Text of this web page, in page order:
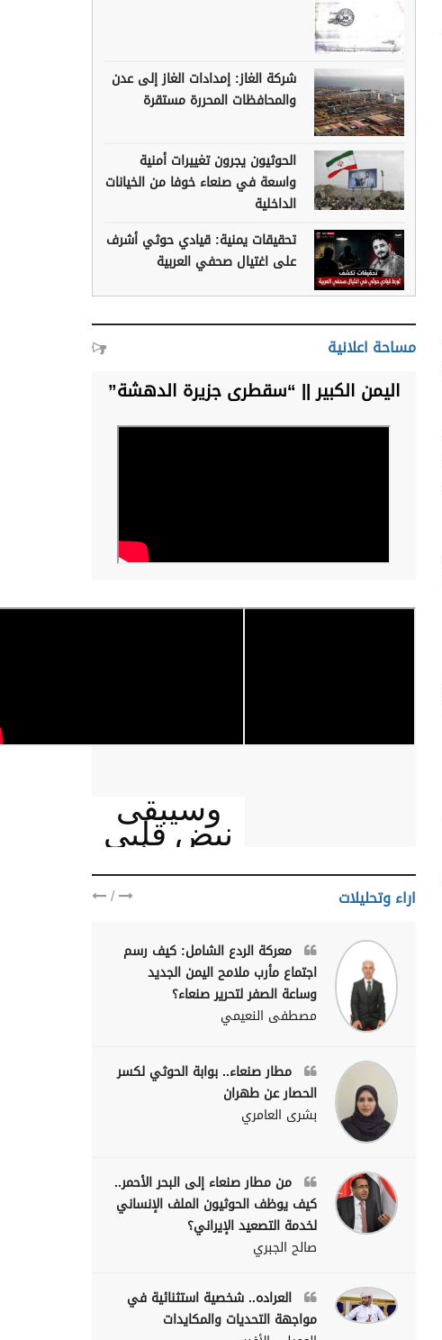
شركة الغاز: إمدادات الغاز إلى عدن
والمحافظات المحررة مستقرة
الحوثيون يجرون تغييرات أمنية
واسعة في صنعاء خوفا من الخيانات
الداخلية
تحقيقات يمنية: قيادي حوثي أشرف
على اغتيال صحفي العربية
مساحة اعلانية
اليمن الكبير || “سقطرى جزيرة الدهشة”
وسيبقى
نبض قلبي
يمنيا
اراء وتحليلات /
معركة الردع الشامل: كيف رسم
اجتماع مأرب ملامح اليمن الجديد
وساعة الصفر لتحرير صنعاء؟
مصطفى النعيمي
مطار صنعاء.. بوابة الحوثي لكسر
الحصار عن طهران
بشرى العامري
من مطار صنعاء إلى البحر الأحمر..
كيف يوظف الحوثيون الملف الإنساني
لخدمة التصعيد الإيراني؟
صالح الجبري
العراده.. شخصية استثنائية في
مواجهة التحديات والمكايدات